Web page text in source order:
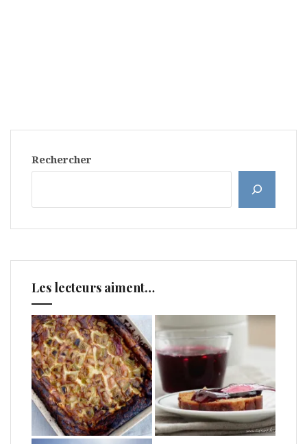
Rechercher
Les lecteurs aiment…